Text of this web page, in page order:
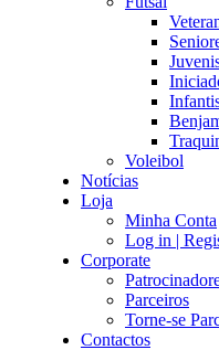
Voleibol
Notícias
Loja
Minha Conta
Log in |
Corporate
Parceiros
Torne-se
Contactos